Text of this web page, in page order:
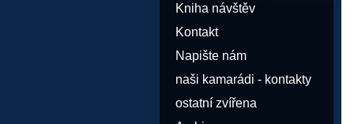
Kniha návštěv
Kontakt
Napište nám
naši kamarádi - kontakty
ostatní zvířena